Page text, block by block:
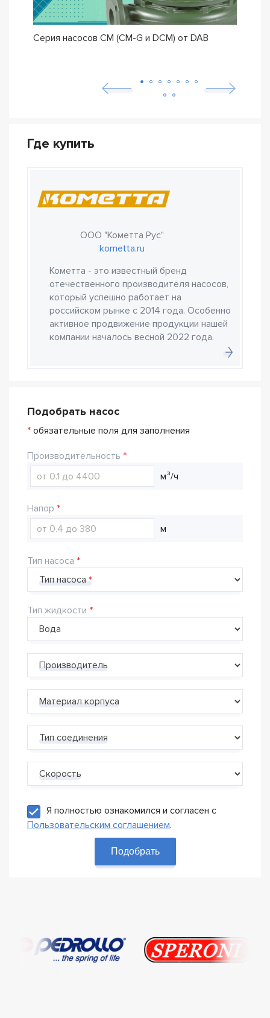
Серия насосов CM (CM-G и DCM) от DAB
Где купить
ООО "Кометта Рус"
kometta.ru
Кометта - это известный бренд
отечественного производителя насосов,
который успешно работает на
российском рынке с 2014 года. Особенно
активное продвижение продукции нашей
компании началось весной 2022 года.
Подобрать насос
* обязательные поля для заполнения
Производительность
м³/ч
Напор
м
Тип насоса
Тип насоса
Тип жидкости
Производитель
Материал корпуса
Тип соединения
Скорость
Я полностью ознакомился и согласен с
Пользовательским соглашением.
Подобрать